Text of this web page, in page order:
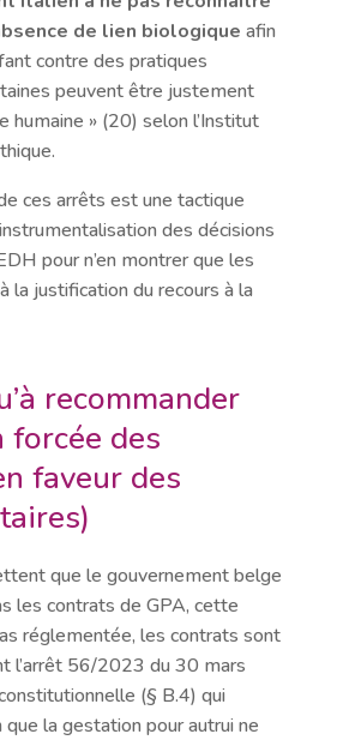
de lien biologique afin
contre des pratiques
peuvent être justement
humaine » (20) selon l’Institut
ces arrêts est une tactique
des décisions
pour n’en montrer que les
la justification du recours à la
recommander
forcée des
faveur des
que le gouvernement belge
les contrats de GPA, cette
réglementée, les contrats sont
l’arrêt 56/2023 du 30 mars
(§ B.4) qui
que la gestation pour autrui ne